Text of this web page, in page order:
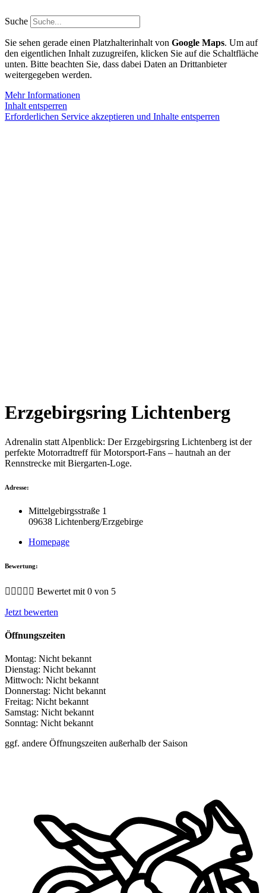
Inhalt
springen
Suche
Sie sehen gerade einen Platzhalterinhalt von Google Maps. Um auf
den eigentlichen Inhalt zuzugreifen, klicken Sie auf die Schaltfläche
unten. Bitte beachten Sie, dass dabei Daten an Drittanbieter
weitergegeben werden.
Mehr Informationen
Inhalt entsperren
Erforderlichen Service akzeptieren und Inhalte entsperren
Erzgebirgsring Lichtenberg
Adrenalin statt Alpenblick: Der Erzgebirgsring Lichtenberg ist der
perfekte Motorradtreff für Motorsport-Fans – hautnah an der
Rennstrecke mit Biergarten-Loge.
Adresse:
Mittelgebirgsstraße 1
09638 Lichtenberg/Erzgebirge
Homepage
Bewertung:
     Bewertet mit 0 von 5
Jetzt bewerten
Öffnungszeiten
Montag: Nicht bekannt
Dienstag: Nicht bekannt
Mittwoch: Nicht bekannt
Donnerstag: Nicht bekannt
Freitag: Nicht bekannt
Samstag: Nicht bekannt
Sonntag: Nicht bekannt
ggf. andere Öffnungszeiten außerhalb der Saison